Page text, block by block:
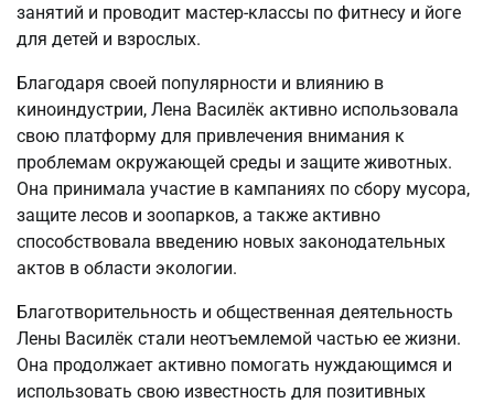
занятий и проводит мастер-классы по фитнесу и йоге
для детей и взрослых.
Благодаря своей популярности и влиянию в
киноиндустрии, Лена Василёк активно использовала
свою платформу для привлечения внимания к
проблемам окружающей среды и защите животных.
Она принимала участие в кампаниях по сбору мусора,
защите лесов и зоопарков, а также активно
способствовала введению новых законодательных
актов в области экологии.
Благотворительность и общественная деятельность
Лены Василёк стали неотъемлемой частью ее жизни.
Она продолжает активно помогать нуждающимся и
использовать свою известность для позитивных